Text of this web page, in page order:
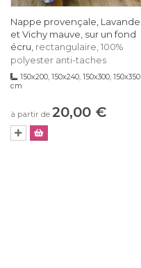
Nappe provençale, Lavande
et Vichy mauve, sur un fond
écru, rectangulaire, 100%
polyester anti-taches
150x200, 150x240, 150x300, 150x350
cm
à partir de 20,00 €